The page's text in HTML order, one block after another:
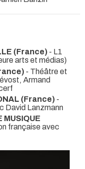
(France) - L1
arts et médias)
- Théâtre et
Armand
(France) -
David Lanzmann
MUSIQUE
française avec